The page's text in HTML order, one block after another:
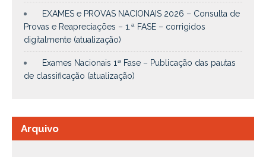
EXAMES e PROVAS NACIONAIS 2026 – Consulta de
Provas e Reapreciações – 1.ª FASE – corrigidos
digitalmente (atualização)
Exames Nacionais 1ª Fase – Publicação das pautas
de classificação (atualização)
Arquivo